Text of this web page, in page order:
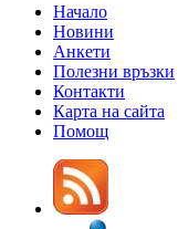
Начало
Новини
Анкети
Полезни връзки
Контакти
Карта на сайта
Помощ